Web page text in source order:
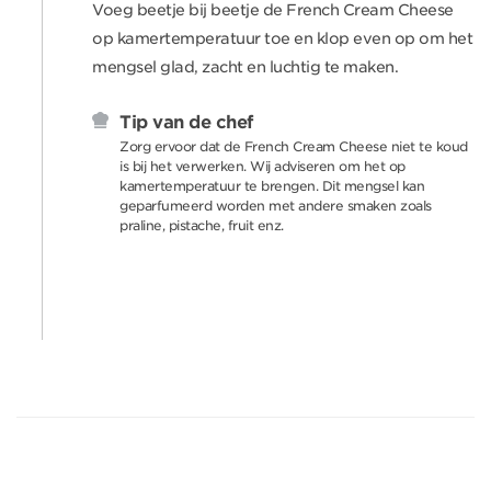
Voeg beetje bij beetje de French Cream Cheese
op kamertemperatuur toe en klop even op om het
mengsel glad, zacht en luchtig te maken.
Tip van de chef
Zorg ervoor dat de French Cream Cheese niet te koud
is bij het verwerken. Wij adviseren om het op
kamertemperatuur te brengen. Dit mengsel kan
geparfumeerd worden met andere smaken zoals
praline, pistache, fruit enz.